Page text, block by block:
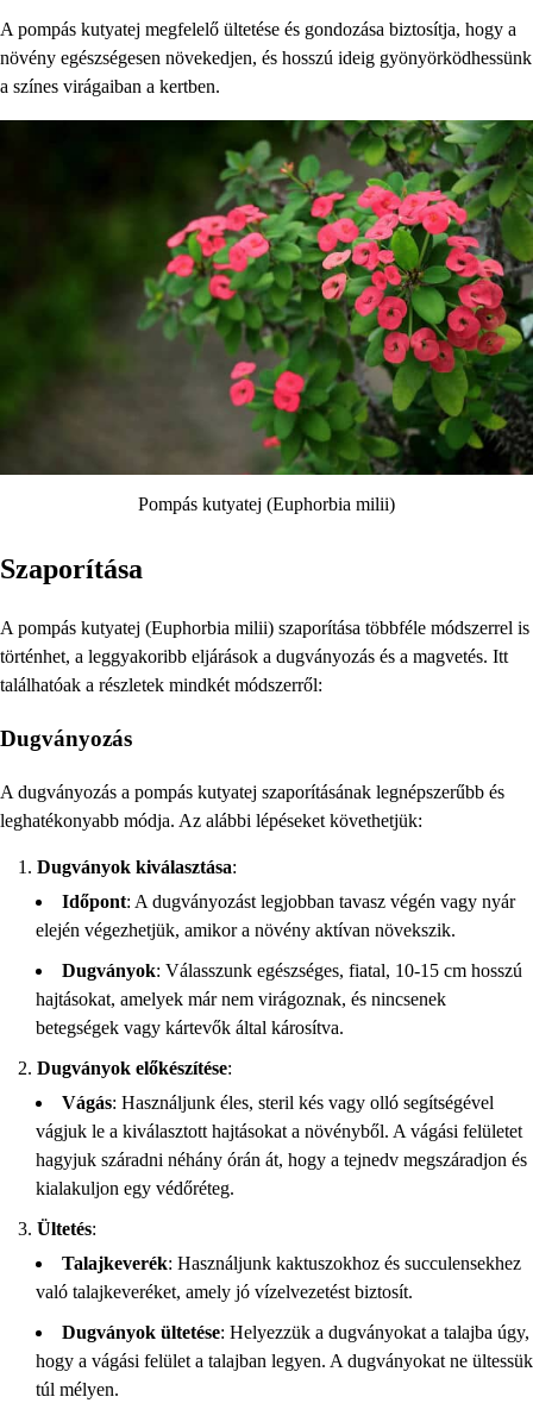
A pompás kutyatej megfelelő ültetése és gondozása biztosítja, hogy a
növény egészségesen növekedjen, és hosszú ideig gyönyörködhessünk
a színes virágaiban a kertben.
Pompás kutyatej (Euphorbia milii)
Szaporítása
A pompás kutyatej (Euphorbia milii) szaporítása többféle módszerrel is
történhet, a leggyakoribb eljárások a dugványozás és a magvetés. Itt
találhatóak a részletek mindkét módszerről:
Dugványozás
A dugványozás a pompás kutyatej szaporításának legnépszerűbb és
leghatékonyabb módja. Az alábbi lépéseket követhetjük:
Dugványok kiválasztása:
Időpont: A dugványozást legjobban tavasz végén vagy nyár
elején végezhetjük, amikor a növény aktívan növekszik.
Dugványok: Válasszunk egészséges, fiatal, 10-15 cm hosszú
hajtásokat, amelyek már nem virágoznak, és nincsenek
betegségek vagy kártevők által károsítva.
Dugványok előkészítése:
Vágás: Használjunk éles, steril kés vagy olló segítségével
vágjuk le a kiválasztott hajtásokat a növényből. A vágási felületet
hagyjuk száradni néhány órán át, hogy a tejnedv megszáradjon és
kialakuljon egy védőréteg.
Ültetés:
Talajkeverék: Használjunk kaktuszokhoz és succulensekhez
való talajkeveréket, amely jó vízelvezetést biztosít.
Dugványok ültetése: Helyezzük a dugványokat a talajba úgy,
hogy a vágási felület a talajban legyen. A dugványokat ne ültessük
túl mélyen.